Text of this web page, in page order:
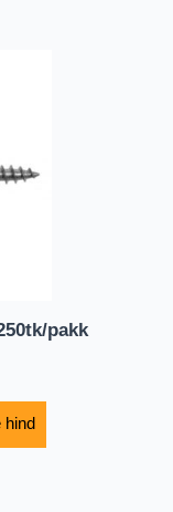
pakk